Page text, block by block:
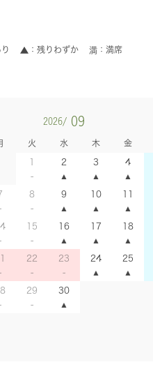
残りわずか 満席
2026/ 09
火 水 木 金
1 2 3 4
8 9 10 11
15 16 17 18
22 23 24 25
29 30